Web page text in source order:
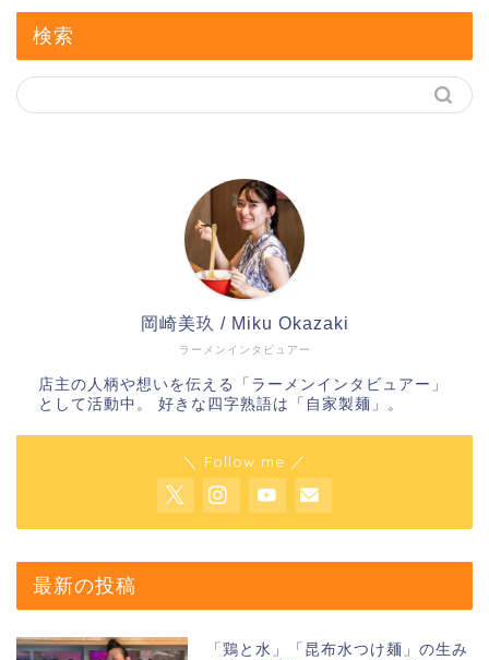
検索
ラーメンインタビュアー
岡崎美玖 / Miku Okazaki
店主の人柄や想いを伝える「ラーメンインタビュアー」
として活動中。 好きな四字熟語は「自家製麺」。
＼ Follow me ／
最新の投稿
「鶏と水」「昆布水つけ麺」の生み